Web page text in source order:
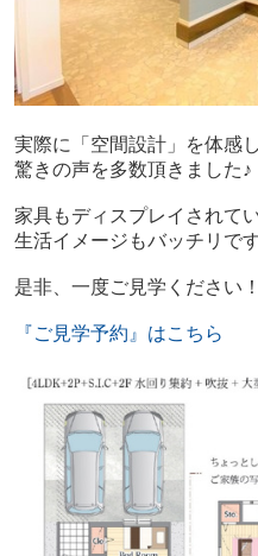
実際に「空間設計」を体感
驚きの声を多数頂きました♪
家具もディスプレイされて
生活イメージもバッチリです
是非、一度ご見学ください！
『ご見学予約』はこちら